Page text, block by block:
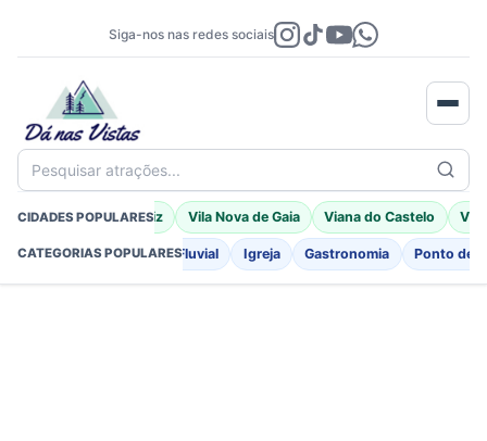
Siga-nos nas redes sociais
Pesquisar atrações...
CIDADES POPULARES
Braga Porto Moniz Vila Nova de Gaia Viana do Castelo Vila
CATEGORIAS POPULARES
Fortificações Praia Fluvial Igreja Gastronomia Ponto de